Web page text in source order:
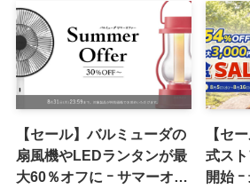
【セール】バルミューダの
扇風機やLEDランタンが最
大60％オフに ｰ サマーオフ
【セ
式ス
開始 ｰ